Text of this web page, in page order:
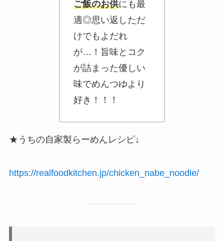
ご飯のお供にも最
適◎思い返しただ
けでもよだれ
が…！旨味とコク
が詰まった優しい
味でめんつゆより
好き！！！
★うちの自家製らーめんレシピ↓
https://realfoodkitchen.jp/chicken_nabe_noodle/